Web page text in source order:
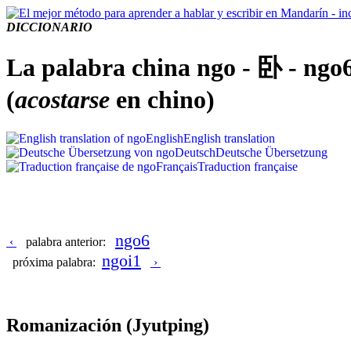
DICCIONARIO
La palabra china ngo - 卧 -
(acostarse en chino)
EnglishEnglish translation
DeutschDeutsche Übersetzung
FrançaisTraduction française
‹ palabra anterior: ngo6
próxima palabra: ngoi1 ›
Romanización (Jyutping)